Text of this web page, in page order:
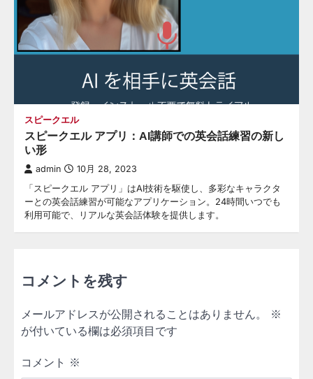
スピークエル
スピークエル アプリ：AI講師での英会話練習の新し
い形
admin 10月 28, 2023
「スピークエル アプリ」はAI技術を駆使し、多彩なキャラクタ
ーとの英会話練習が可能なアプリケーション。24時間いつでも
利用可能で、リアルな英会話体験を提供します。
コメントを残す
メールアドレスが公開されることはありません。
※
が付いている欄は必須項目です
コメント ※